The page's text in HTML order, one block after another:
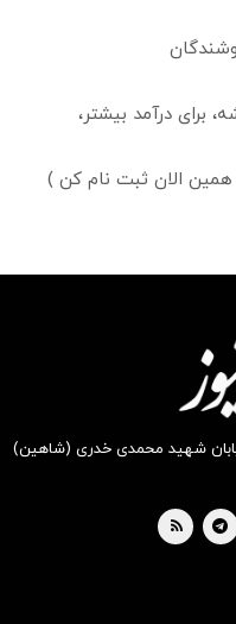
برای درآمد بیشتر،
الان ثبت نام کن )
شهید محمدی خدری (شاهین)